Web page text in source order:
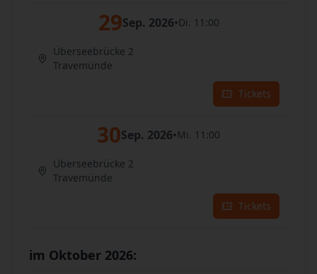
29Sep. 2026•Di. 11:00
Überseebrücke 2
Travemünde
Tickets
30Sep. 2026•Mi. 11:00
Überseebrücke 2
Travemünde
Tickets
im Oktober 2026: